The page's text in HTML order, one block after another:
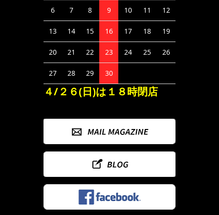
6 7 8 9 10 11 12
13 14 15 16 17 18 19
20 21 22 23 24 25 26
27 28 29 30
４/２６(日)は１８時閉店